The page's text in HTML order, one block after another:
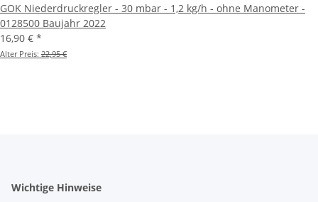
GOK Niederdruckregler - 30 mbar - 1,2 kg/h - ohne Manometer -
0128500 Baujahr 2022
16,90 € *
Alter Preis: 22,95 €
Wichtige Hinweise